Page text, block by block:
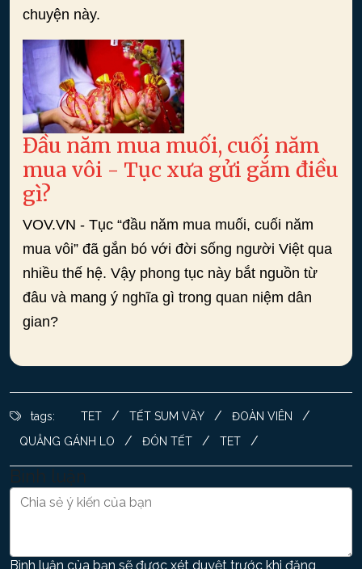
chuyện này.
Đầu năm mua muối, cuối năm
mua vôi - Tục xưa gửi gắm điều
gì?
VOV.VN - Tục “đầu năm mua muối, cuối năm
mua vôi” đã gắn bó với đời sống người Việt qua
nhiều thế hệ. Vậy phong tục này bắt nguồn từ
đâu và mang ý nghĩa gì trong quan niệm dân
gian?
tags: TET / TẾT SUM VẦY / ĐOÀN VIÊN /
QUẲNG GÁNH LO / ĐÓN TẾT / TET /
Bình luận
Bình luận của bạn sẽ được xét duyệt trước khi đăng